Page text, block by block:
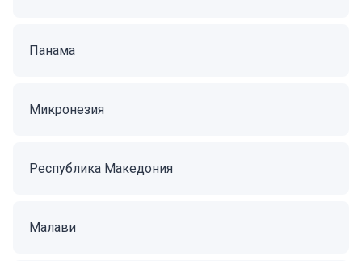
Панама
Микронезия
Республика Македония
Малави